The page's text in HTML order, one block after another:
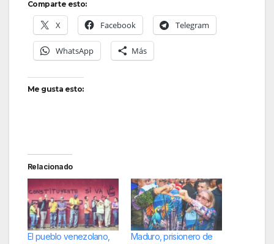
Comparte esto:
X Facebook Telegram
WhatsApp Más
Me gusta esto:
Relacionado
El pueblo venezolano,
Maduro, prisionero de